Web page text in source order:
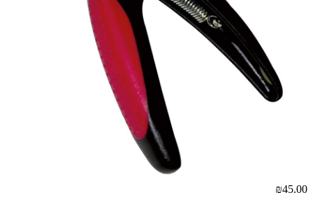
₪45.00